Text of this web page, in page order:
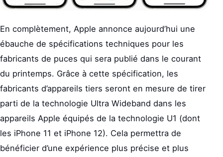
En complètement, Apple annonce aujourd’hui une
ébauche de spécifications techniques pour les
fabricants de puces qui sera publié dans le courant
du printemps. Grâce à cette spécification, les
fabricants d’appareils tiers seront en mesure de tirer
parti de la technologie Ultra Wideband dans les
appareils Apple équipés de la technologie U1 (dont
les iPhone 11 et iPhone 12). Cela permettra de
bénéficier d’une expérience plus précise et plus